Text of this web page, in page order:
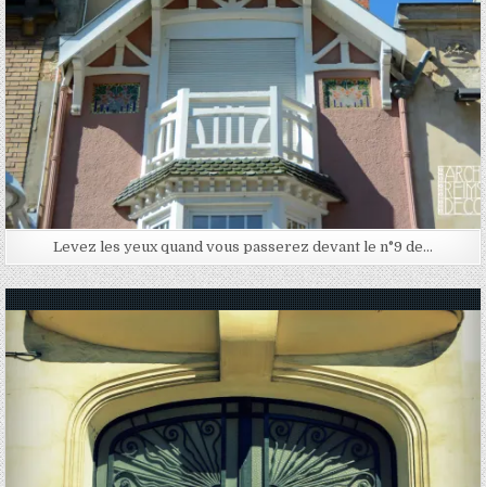
Levez les yeux quand vous passerez devant le n°9 de…
Posted in